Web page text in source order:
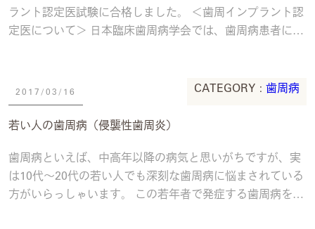
ラント認定医試験に合格しました。 ＜歯周インプラント認
定医について＞ 日本臨床歯周病学会では、歯周病患者に対
2017/03/16 CATEGORY : 歯周病
若い人の歯周病（侵襲性歯周炎）
歯周病といえば、中高年以降の病気と思いがちですが、実
は10代〜20代の若い人でも深刻な歯周病に悩まされている
方がいらっしゃいます。 この若年者で発症する歯周病を侵